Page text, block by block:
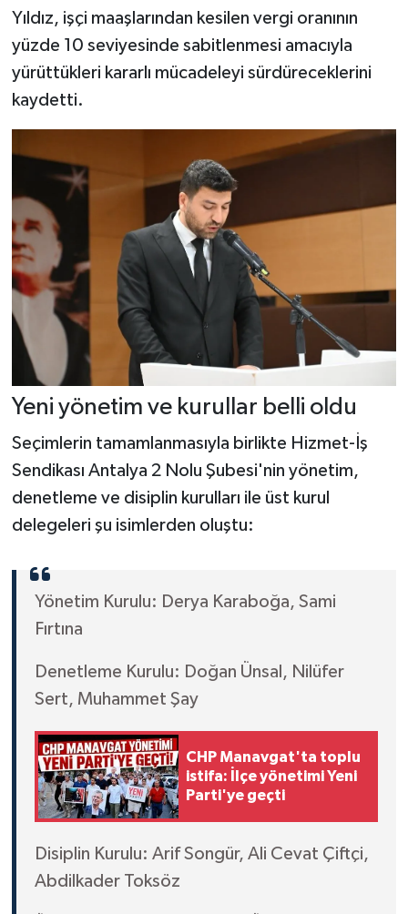
Yıldız, işçi maaşlarından kesilen vergi oranının
yüzde 10 seviyesinde sabitlenmesi amacıyla
yürüttükleri kararlı mücadeleyi sürdüreceklerini
kaydetti.
Yeni yönetim ve kurullar belli oldu
Seçimlerin tamamlanmasıyla birlikte Hizmet-İş
Sendikası Antalya 2 Nolu Şubesi'nin yönetim,
denetleme ve disiplin kurulları ile üst kurul
delegeleri şu isimlerden oluştu:
Yönetim Kurulu: Derya Karaboğa, Sami
Fırtına
Denetleme Kurulu: Doğan Ünsal, Nilüfer
Sert, Muhammet Şay
CHP Manavgat'ta toplu
istifa: İlçe yönetimi Yeni
Parti'ye geçti
Disiplin Kurulu: Arif Songür, Ali Cevat Çiftçi,
Abdilkader Toksöz